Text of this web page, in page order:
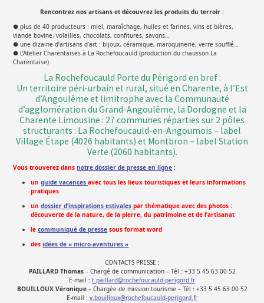
Rencontrez nos artisans et découvrez les produits du terroir :
● plus de 40 producteurs : miel, maraîchage, huiles et farines, vins et bières,
viande bovine, volailles, chocolats, confitures, savons…
● une dizaine d’artisans d’art : bijoux, céramique, maroquinerie, verre soufflé…
● L’Atelier Charentaises à La Rochefoucauld (production du chausson La
Charentaise)
La Rochefoucauld Porte du Périgord en bref :
Un territoire péri-urbain et rural, situé en Charente, à l’Est
d’Angoulême et limitrophe avec la Communauté
d’agglomération du Grand-Angoulême, la Dordogne et la
Charente Limousine : 27 communes réparties sur 2 pôles
structurants : La Rochefoucauld-en-Angoumois – label
Village Étape (4026 habitants) et Montbron – label Station
Verte (2060 habitants).
Vous trouverez dans notre dossier de presse en ligne :
un guide vacancesavec tous les lieux touristiques et leurs informations
pratiques
un dossier d’inspirations estivales par thématique avec des photos :
découverte de la nature, de la pierre, du patrimoine et de l’artisanat
le communiqué de presse sous format word
des idées de « micro-aventures »
CONTACTS PRESSE :
PAILLARD Thomas– Chargé de communication – Tél : +33 5 45 63 00 52
E-mail : t.paillard@rochefoucauld-perigord.fr
BOUILLOUX Véronique– Chargée de mission tourisme – Tél : +33 5 45 63 00 52
E-mail : v.bouilloux@rochefoucauld-perigord.fr